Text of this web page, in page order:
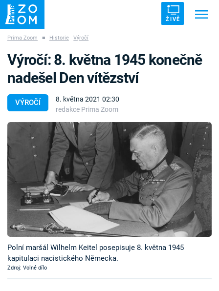
ŽIVĚ
ZÁHADY VETŘELCI DÁVNOVĚKU
Témata
Témata
Pořady
TV Program
Časopis
Sledujte prima+
Přihlášení
Prima Zoom ■ Historie Výročí
VÝROČÍ
8. května 2021 02:30
redakce Prima Zoom
Výročí: 8. května 1945 konečně
nadešel Den vítězství
Polní maršál Wilhelm Keitel posepisuje 8. května 1945
kapitulaci nacistického Německa.
Zdroj: Volné dílo